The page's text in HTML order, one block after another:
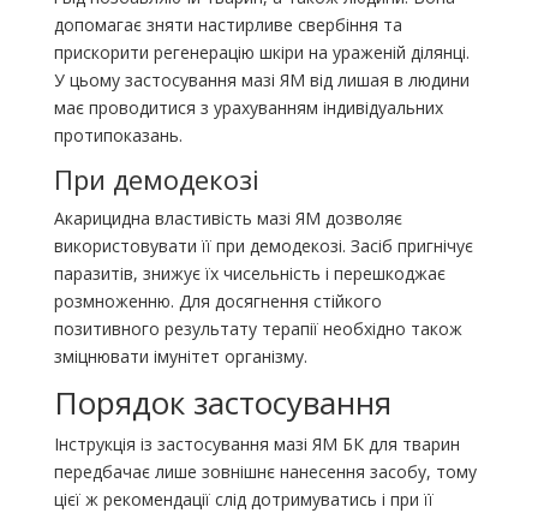
допомагає зняти настирливе свербіння та
прискорити регенерацію шкіри на ураженій ділянці.
У цьому застосування мазі ЯМ від лишая в людини
має проводитися з урахуванням індивідуальних
протипоказань.
При демодекозі
Акарицидна властивість мазі ЯМ дозволяє
використовувати її при демодекозі. Засіб пригнічує
паразитів, знижує їх чисельність і перешкоджає
розмноженню. Для досягнення стійкого
позитивного результату терапії необхідно також
зміцнювати імунітет організму.
Порядок застосування
Інструкція із застосування мазі ЯМ БК для тварин
передбачає лише зовнішнє нанесення засобу, тому
цієї ж рекомендації слід дотримуватись і при її